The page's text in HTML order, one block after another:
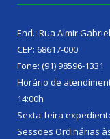
End.: Rua Almir
CEP: 68617-000
Fone: (91) 98596-1331
Horário de
14:00h
Sexta-feira
Sessões Ordinárias